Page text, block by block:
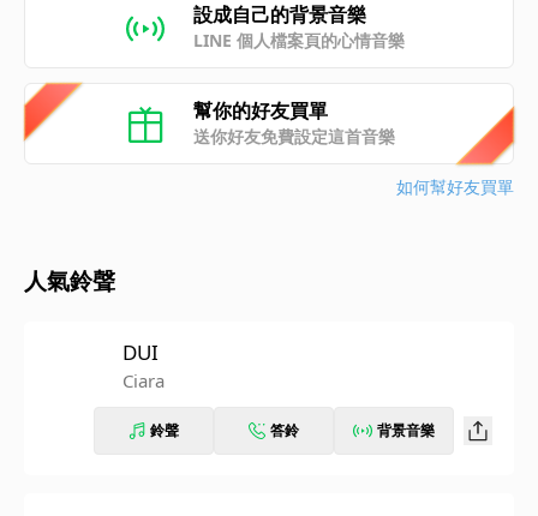
設成自己的背景音樂
LINE 個人檔案頁的心情音樂
幫你的好友買單
送你好友免費設定這首音樂
如何幫好友買單
人氣鈴聲
DUI
Ciara
鈴聲 答鈴 背景音樂